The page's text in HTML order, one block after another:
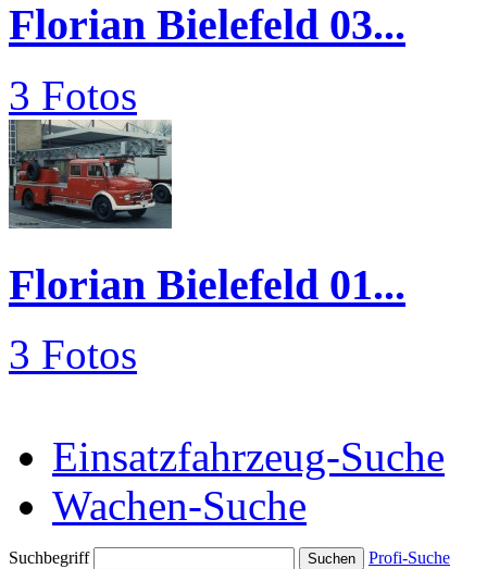
Florian Bielefeld 03...
3 Fotos
Florian Bielefeld 01...
3 Fotos
Einsatzfahrzeug-Suche
Wachen-Suche
Suchbegriff
Profi-Suche